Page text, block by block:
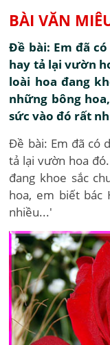
BÀI VĂN
Đề bài: Em đã
hay tả lại vườn
loài hoa đang
những bông
sức vào đó rất
Đề bài: Em đã có
tả lại vườn hoa
đang khoe sắc
hoa, em biết bác
nhiều...'